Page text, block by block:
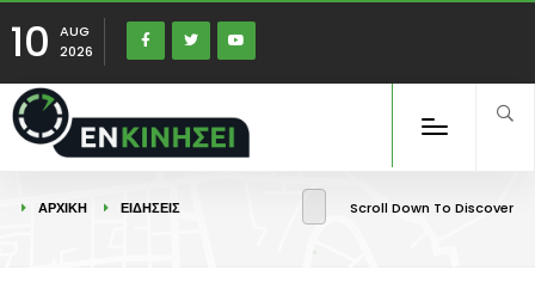
10
AUG
2026
ΑΡΧΙΚΉ ΕΙΔΉΣΕΙΣ Scroll Down To Discover